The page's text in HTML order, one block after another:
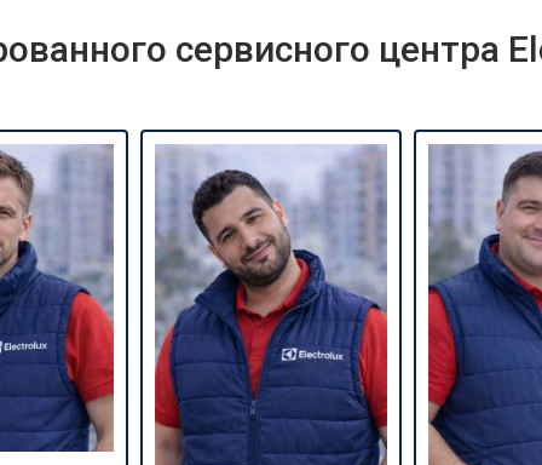
сервисного центра